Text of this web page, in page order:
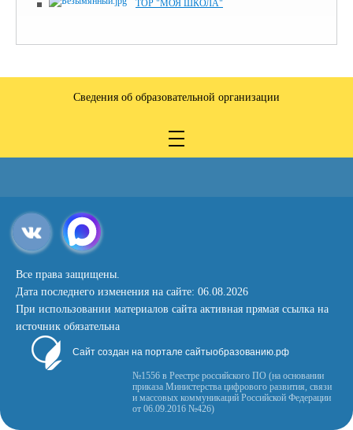
ТОР "МОЯ ШКОЛА"
Сведения об образовательной организации
Все права защищены.
Дата последнего изменения на сайте: 06.08.2026
При использовании материалов сайта активная прямая ссылка на
источник обязательна
Сайт создан на портале сайтыобразованию.рф
№1556 в Реестре российского ПО (на основании
приказа Министерства цифрового развития, связи
и массовых коммуникаций Российской Федерации
от 06.09.2016 №426)